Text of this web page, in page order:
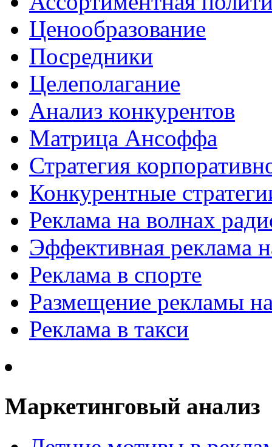
Ценообразование
Посредники
Целеполагание
Анализ конкурентов
Матрица Ансоффа
Стратегия
Конкурентные
Реклама на волнах
Эффективная реклама
Реклама в спорте
Размещение рекламы
Реклама в такси
Маркетинговый анализ